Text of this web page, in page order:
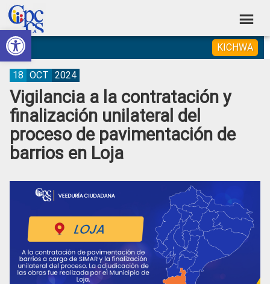
Abrir barra de herramientas
Skip
to
primary
navigation
Skip
to
main
content
Skip
to
primary
sidebar
Skip
to
footer
Consejo
de
Participación
Ciudadana
Control
Social
Construyendo
Poder
Ciudadano
KICHWA
Vigilancia a la contratación y
finalización unilateral del
proceso de pavimentación de
barrios en Loja
18 OCT 2024